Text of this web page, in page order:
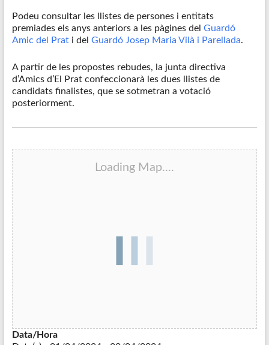
Podeu consultar les llistes de persones i entitats
premiades els anys anteriors a les pàgines del Guardó
Amic del Prati del Guardó Josep Maria Vilà i Parellada.
A partir de les propostes rebudes, la junta directiva
d’Amics d’El Prat confeccionarà les dues llistes de
candidats finalistes, que se sotmetran a votació
posteriorment.
Loading Map....
Data/Hora